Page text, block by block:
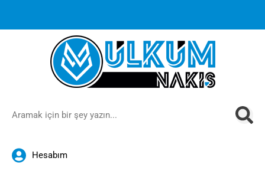
1000 TL ve üzeri siparişlerinizde ücretsiz kargoya ek
İndirimanında sepette!
Hesabım